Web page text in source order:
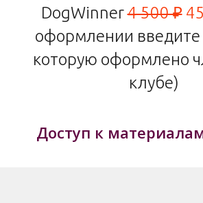
DogWinner4 500 ₽
оформлении введите
которую оформлено
клубе)
Доступ к